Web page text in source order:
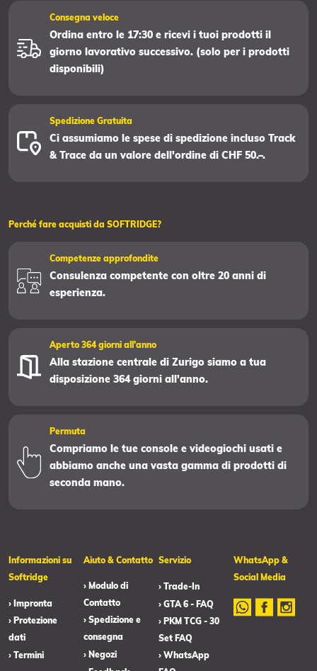
Consegna veloce
Ordina entro le 17:30 e ricevi i tuoi prodotti il
giorno lavorativo successivo. (solo per i prodotti
disponibili)
Spedizione Gratuita
Ci assumiamo le spese di spedizione incluso Track
& Trace da un valore dell'ordine di CHF 50.–.
Perché fare acquisti da SOFTRIDGE?
Competenze approfondite
Consulenza competente con oltre 20 anni di
esperienza.
Aperto 364 giorni all'anno
Alla stazione centrale di Zurigo siamo a tua
disposizione 364 giorni all'anno.
Permuta
Compriamo le tue console e videogiochi usati e
abbiamo anche una vasta gamma di prodotti di
seconda mano.
Informazioni su
Softridge
› Impronta
› Protezione
dati
› Termini
Aiuto & Contatto
› Modulo di
Contatto
› Spedizione e
consegna
› Negozi
Servizio
› Trade-In
› GTA 6 - FAQ
› PKM TCG - 30
Set FAQ
› WhatsApp
WhatsApp &
Social Media